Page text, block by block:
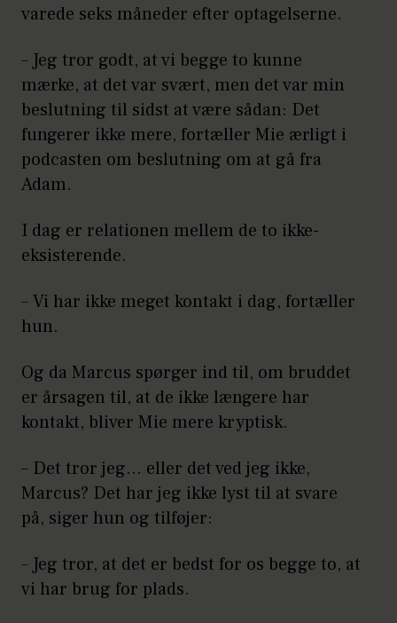
varede seks måneder efter optagelserne.
– Jeg tror godt, at vi begge to kunne
mærke, at det var svært, men det var min
beslutning til sidst at være sådan: Det
fungerer ikke mere, fortæller Mie ærligt i
podcasten om beslutning om at gå fra
Adam.
I dag er relationen mellem de to ikke-
eksisterende.
– Vi har ikke meget kontakt i dag, fortæller
hun.
Og da Marcus spørger ind til, om bruddet
er årsagen til, at de ikke længere har
kontakt, bliver Mie mere kryptisk.
– Det tror jeg... eller det ved jeg ikke,
Marcus? Det har jeg ikke lyst til at svare
på, siger hun og tilføjer:
– Jeg tror, at det er bedst for os begge to, at
vi har brug for plads.